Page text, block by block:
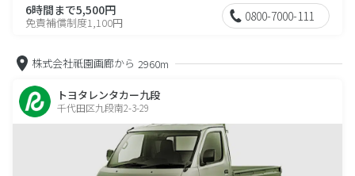
6時間まで5,500円
免責補償制度1,100円 0800-7000-111
株式会社祇園画廊から 2960m
トヨタレンタカー九段
千代田区九段南2-3-29